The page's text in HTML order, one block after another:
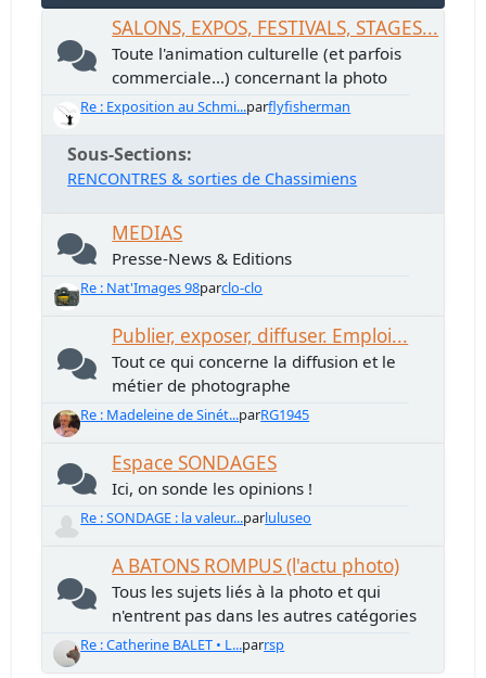
SALONS, EXPOS, FESTIVALS, STAGES...
Toute l'animation culturelle (et parfois
commerciale...) concernant la photo
Re : Exposition au Schmi...parflyfisherman
Sous-Sections
RENCONTRES & sorties de Chassimiens
MEDIAS
Presse-News & Editions
Re : Nat'Images 98parclo-clo
Publier, exposer, diffuser. Emploi...
Tout ce qui concerne la diffusion et le
métier de photographe
Re : Madeleine de Sinét...parRG1945
Espace SONDAGES
Ici, on sonde les opinions !
Re : SONDAGE : la valeur...parluluseo
A BATONS ROMPUS (l'actu photo)
Tous les sujets liés à la photo et qui
n'entrent pas dans les autres catégories
Re : Catherine BALET • L...parrsp